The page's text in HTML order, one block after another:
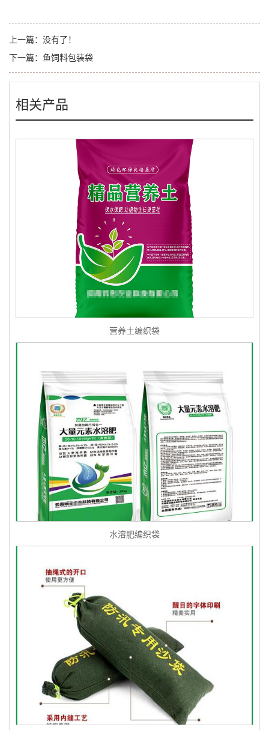
上一篇： 没有了！
下一篇： 鱼饲料包装袋
相关产品
营养土编织袋
水溶肥编织袋